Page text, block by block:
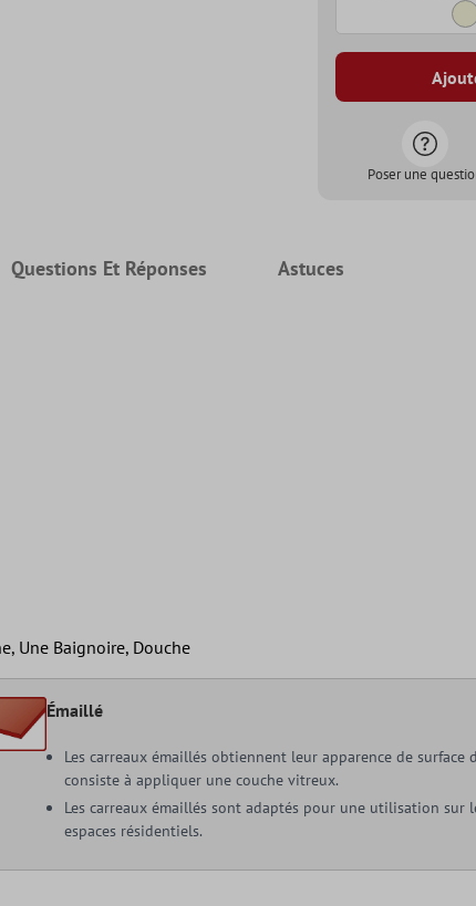
Poser une
Questions Et Réponses Astuces
Une Baignoire, Douche
Émaillé
Les carreaux émaillés obtiennent leur apparence de
consiste à appliquer une couche vitreux.
Les carreaux émaillés sont adaptés pour une utilisation sur
espaces résidentiels.